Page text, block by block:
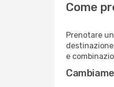
Come
Prenotare
e